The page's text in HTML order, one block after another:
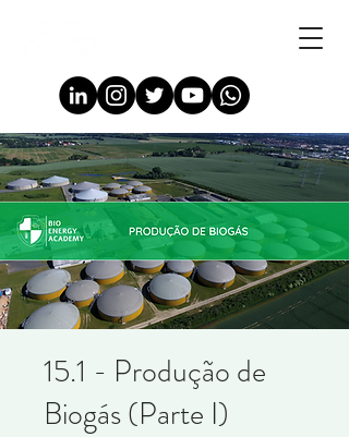
15.1 - Produção de
Biogás (Parte I)